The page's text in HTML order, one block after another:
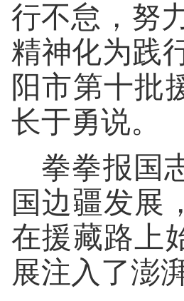
行不怠，努
精神化为践
阳市第十批
长于勇说。
拳拳报国
国边疆发展
在援藏路上
展注入了澎